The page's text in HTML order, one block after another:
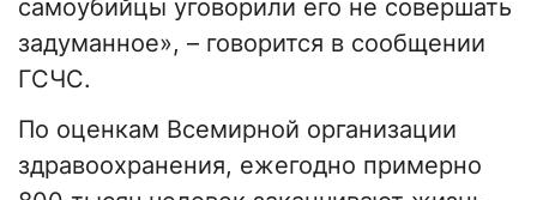
самоубийцы уговорили его не совершать
задуманное», – говорится в сообщении
ГСЧС.
По оценкам Всемирной организации
здравоохранения, ежегодно примерно